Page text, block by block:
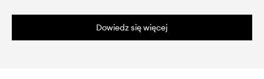
Dowiedz się więcej